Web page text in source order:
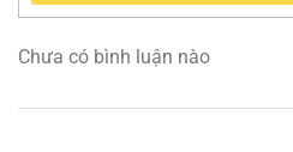
Chưa có bình luận nào